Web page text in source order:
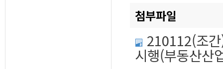
첨부파일
210112(조
시행(부동산산